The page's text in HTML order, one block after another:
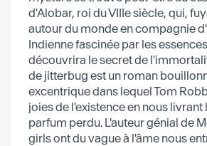
d'Alobar, roi du VIIIe siècle, qui,
autour du monde en compagnie
Indienne fascinée par les
découvrira le secret de
de jitterbug est un roman
excentrique dans lequel Tom
joies de l'existence en nous livrant
parfum perdu. L'auteur génial de
girls ont du vague à l'âme nous